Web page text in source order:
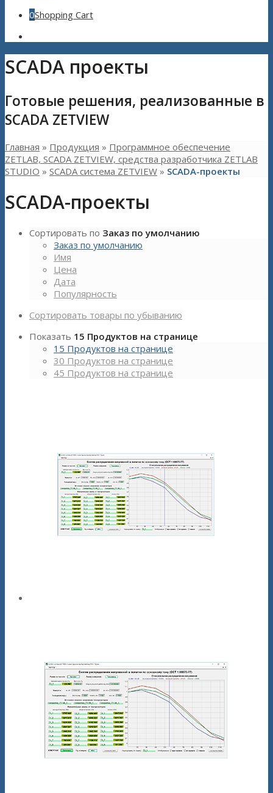
0Shopping Cart
SCADA проекты
Готовые решения, реализованные в
SCADA ZETVIEW
Главная » Продукция » Программное обеспечение
ZETLAB, SCADA ZETVIEW, средства разработчика ZETLAB
STUDIO » SCADA система ZETVIEW » SCADA-проекты
SCADA-проекты
Сортировать по Заказ по умолчанию
Заказ по умолчанию
Имя
Цена
Дата
Популярность
Сортировать товары по убыванию
Показать 15 Продуктов на странице
15 Продуктов на странице
30 Продуктов на странице
45 Продуктов на странице